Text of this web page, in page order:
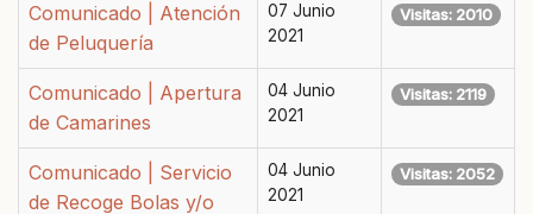
Comunicado | Atención
de Peluquería
07 Junio
2021
Visitas: 2010
Comunicado | Apertura
de Camarines
04 Junio
2021
Visitas: 2119
Comunicado | Servicio
de Recoge Bolas y/o
04 Junio
2021
Visitas: 2052